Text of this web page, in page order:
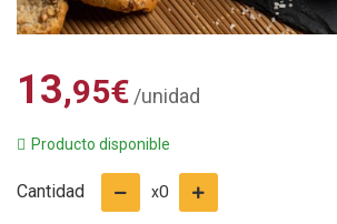
13,95€ /unidad
Producto disponible
Cantidad x0